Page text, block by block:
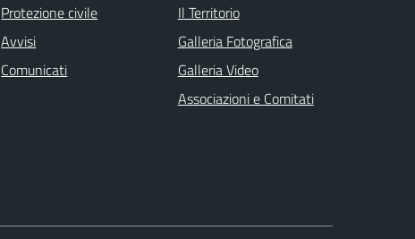
Protezione civile
Avvisi
Comunicati
Il Territorio
Galleria Fotografica
Galleria Video
Associazioni e Comitati